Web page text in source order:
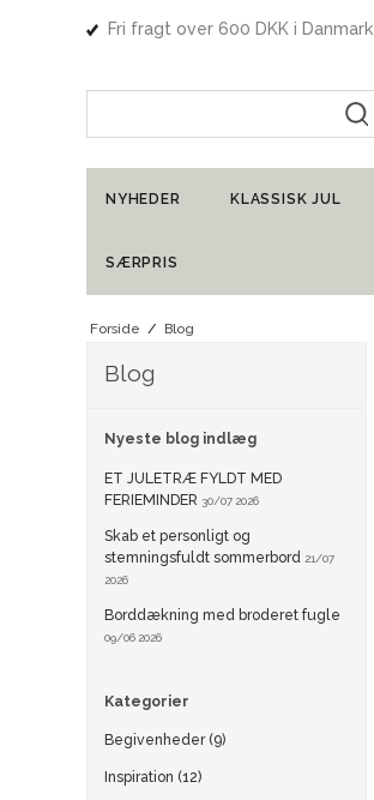
Fri fragt over 600 DKK i Danmark
NYHEDER KLASSISK JUL
SÆRPRIS
Forside / Blog
Blog
Nyeste blog indlæg
ET JULETRÆ FYLDT MED
FERIEMINDER 30/07 2026
Skab et personligt og
stemningsfuldt sommerbord 21/07
2026
Borddækning med broderet fugle
09/06 2026
Kategorier
Begivenheder (9)
Inspiration (12)